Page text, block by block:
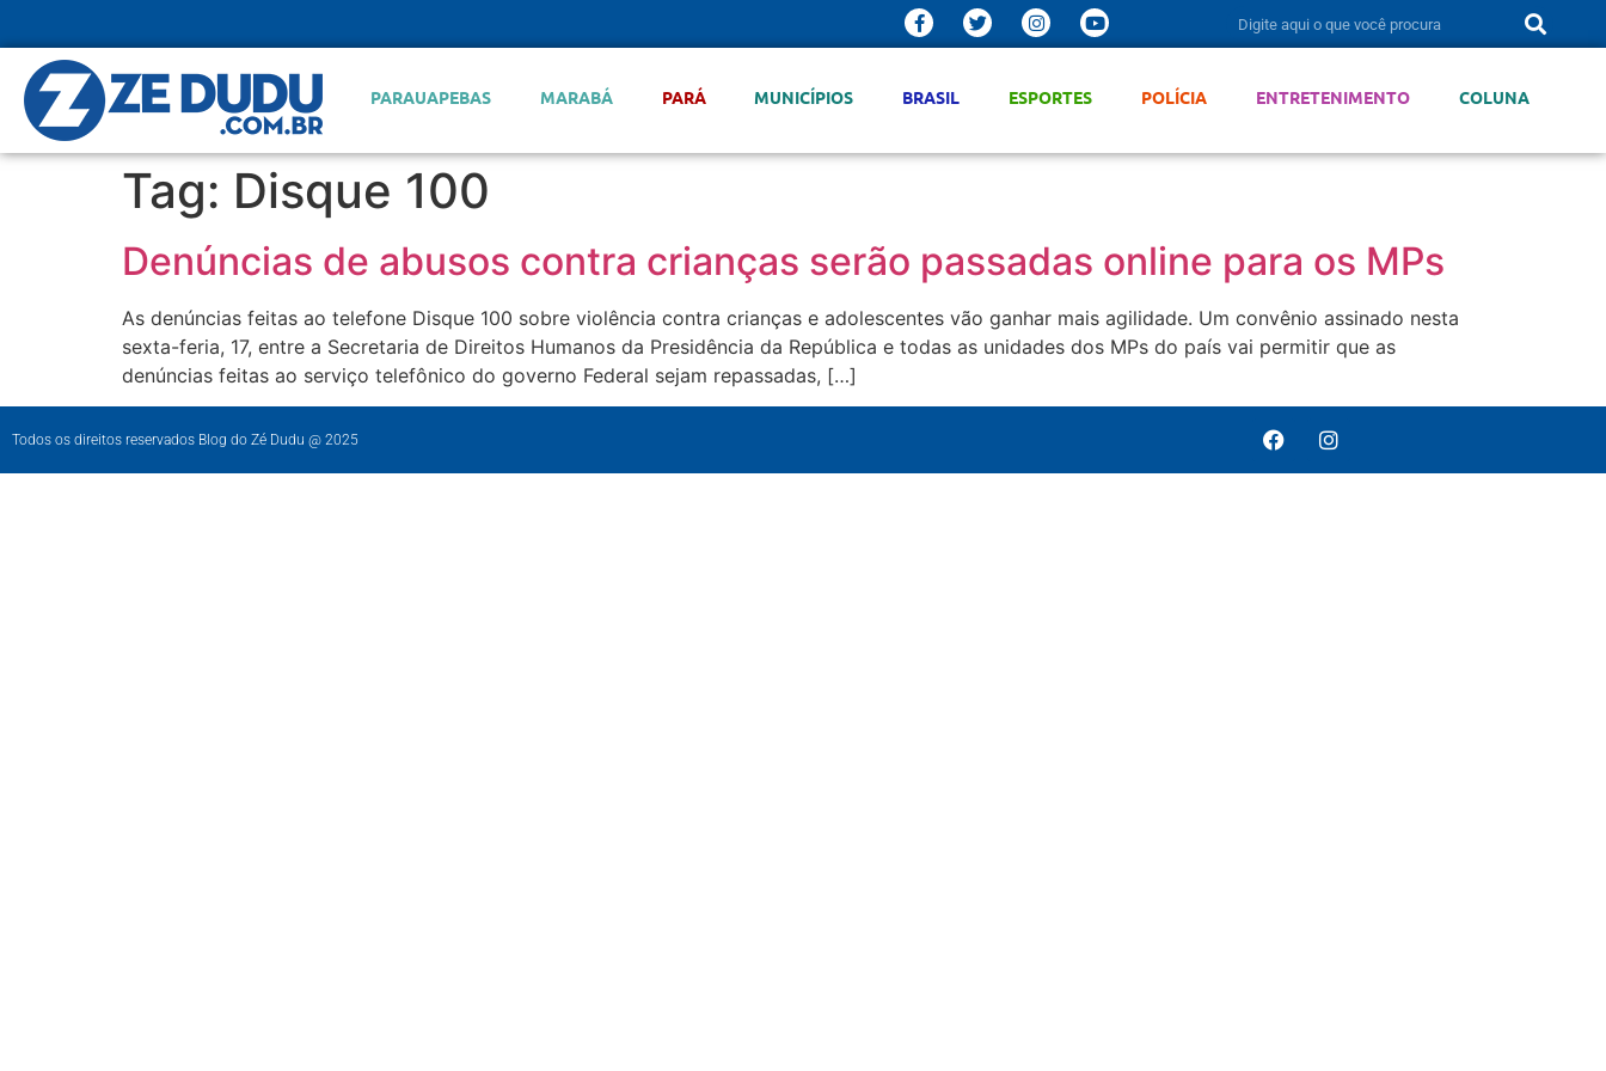
PARAUAPEBAS MARABÁ PARÁ MUNICÍPIOS BRASIL ESPORTES POLÍCIA ENTRETENIMENTO COLUNA
Tag: Disque 100
Denúncias de abusos contra crianças serão passadas online para os MPs
As denúncias feitas ao telefone Disque 100 sobre violência contra crianças e adolescentes vão ganhar mais agilidade. Um convênio assinado nesta
sexta-feria, 17, entre a Secretaria de Direitos Humanos da Presidência da República e todas as unidades dos MPs do país vai permitir que as
denúncias feitas ao serviço telefônico do governo Federal sejam repassadas, […]
Todos os direitos reservados Blog do Zé Dudu @ 2025